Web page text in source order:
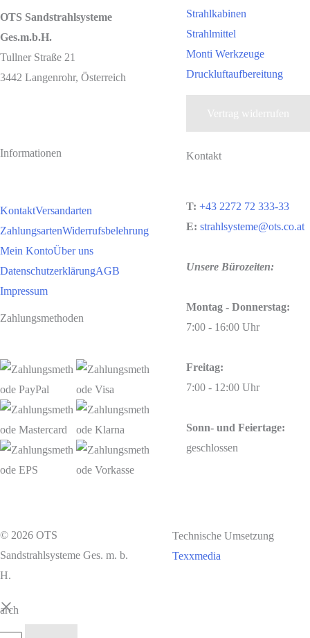
OTS Sandstrahlsysteme
Ges.m.b.H.
Tullner Straße 21
3442 Langenrohr, Österreich
Strahlkabinen
Strahlmittel
Monti Werkzeuge
Druckluftaufbereitung
Vertrag widerrufen
Informationen
KontaktVersandarten
ZahlungsartenWiderrufsbelehrung
Mein KontoÜber uns
DatenschutzerklärungAGB
Impressum
Zahlungsmethoden
Kontakt
T: +43 2272 72 333-33
E: strahlsysteme@ots.co.at
Unsere Bürozeiten:
Montag - Donnerstag:
7:00 - 16:00 Uhr
Freitag:
7:00 - 12:00 Uhr
Sonn- und Feiertage:
geschlossen
© 2026 OTS
Sandstrahlsysteme Ges. m. b.
H.
Technische Umsetzung
Texxmedia